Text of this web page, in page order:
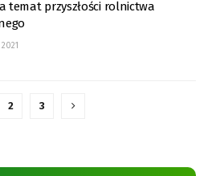
temat przyszłości rolnictwa
2 3